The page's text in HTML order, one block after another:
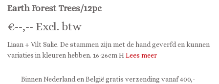
Earth Forest Trees/12pc
€--,-- Excl. btw
Liaan + Vilt Salie. De stammen zijn met de hand geverfd en kunnen
variaties in kleuren hebben. 16-26cm HLees meer
Binnen Nederland en België gratis verzending vanaf 400,-